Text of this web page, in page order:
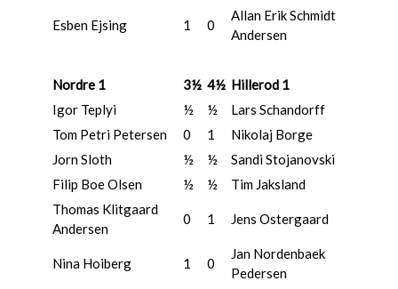
Esben Ejsing 1 0
Allan Erik Schmidt
Andersen
Nordre 1 3½ 4½ Hillerod 1
Igor Teplyi
½ ½
Lars Schandorff
Tom Petri Petersen
0 1
Nikolaj Borge
Jorn Sloth
½ ½
Sandi Stojanovski
Filip Boe Olsen
½ ½
Tim Jaksland
Thomas Klitgaard
Andersen
0 1 Jens Ostergaard
Nina Hoiberg 1 0
Jan Nordenbaek
Pedersen